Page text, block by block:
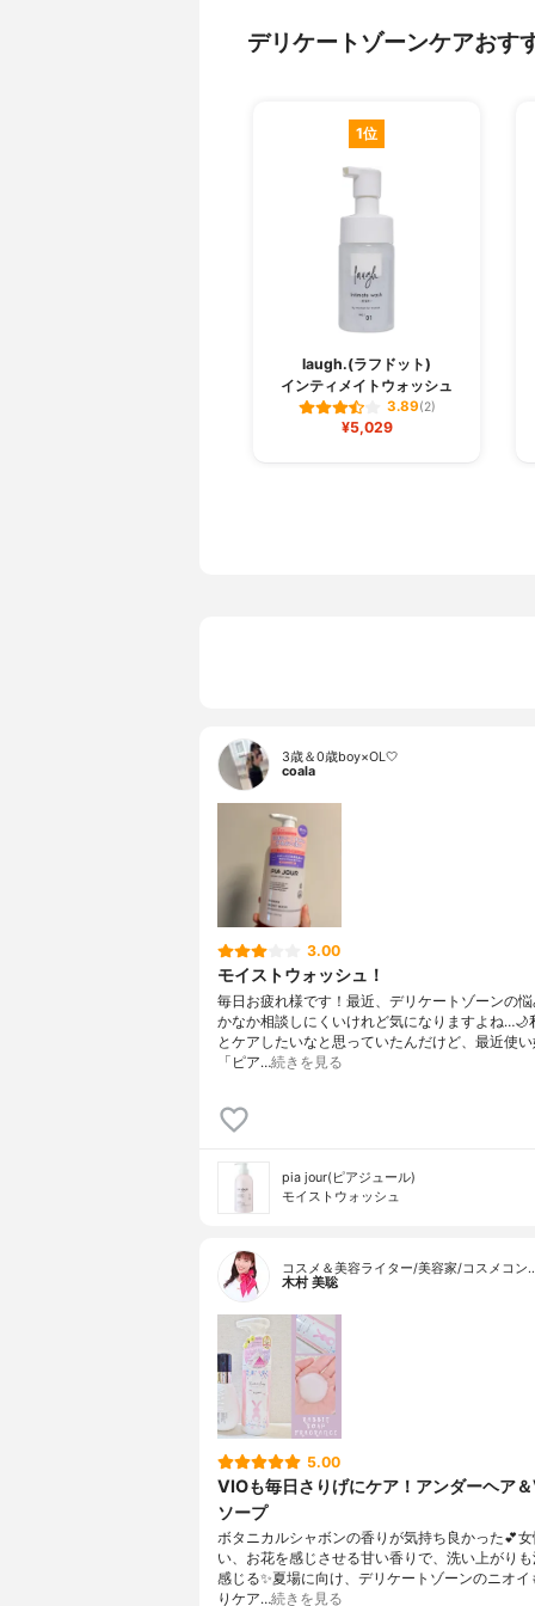
デリケートゾーンケアおす
1位
laugh.(ラフドット)
インティメイトウォッシュ
3.89(2)
¥5,029
3歳＆0歳boy×OL🤍
coala
3.00
モイストウォッシュ！
毎日お疲れ様です！最近、デリケートゾーンの
かなか相談しにくいけれど気になりますよね…🌙
とケアしたいなと思っていたんだけど、最近使
「ピア…続きを見る
pia jour(ピアジュール)
モイストウォッシュ
コスメ＆美容ライター/美容家/コスメコン
木村 美聡
5.00
VIOも毎日さりげにケア！アンダーヘア
ソープ
ボタニカルシャボンの香りが気持ち良かった💕
い、お花を感じさせる甘い香りで、洗い上がり
感じる✨夏場に向け、デリケートゾーンのニオイ
りケア…続きを見る